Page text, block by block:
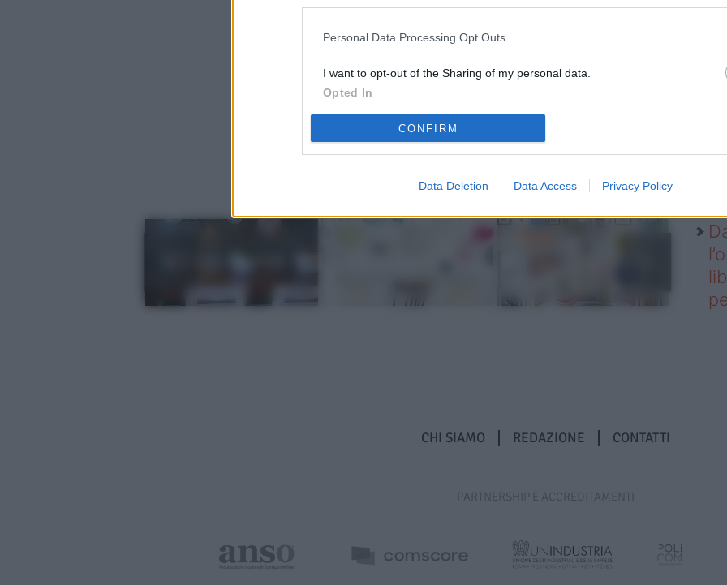
Personal Data Processing Opt Outs
I want to opt-out of the Sharing of my personal data.
Opted In
CONFIRM
Data Deletion Data Access Privacy Policy
CHI SIAMO REDAZIONE CONTATTI
PARTNERSHIP E ACCREDITAMENTI